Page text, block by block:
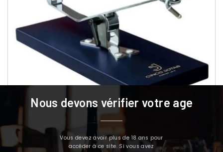
Nous devons vérifier votre age
Vous devez avoir plus de 18 ans pour
accéder à ce site. Si vous avez